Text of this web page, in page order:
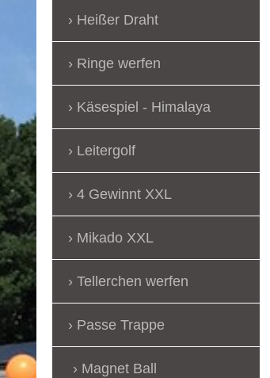
Heißer Draht
Ringe werfen
Käsespiel - Himalaya
Leitergolf
4 Gewinnt XXL
Mikado XXL
Tellerchen werfen
Passe Trappe
Magnet Ball